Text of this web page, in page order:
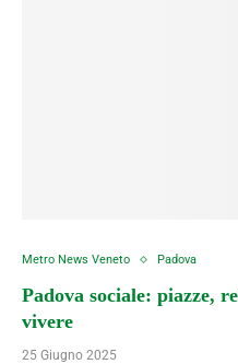
Metro News Veneto Padova
Padova sociale: piazze,
vivere
25 Giugno 2025